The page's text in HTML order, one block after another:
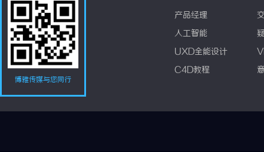
博雅传媒与您同行
产品经理
人工智能
UXD全能设计
C4D教程